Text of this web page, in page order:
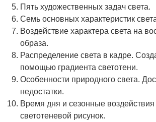
Пять художественных задач света.
Семь основных характеристик
Воздействие характера света на
образа.
Распределение света в кадре.
помощью градиента светотени.
Особенности природного света.
недостатки.
Время дня и сезонные воздействия
светотеневой рисунок.